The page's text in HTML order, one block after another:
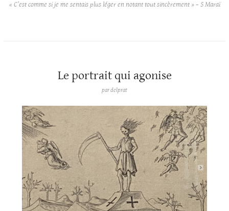
« C’est comme si je me sentais plus léger en notant tout sincèrement » – S Maraï
Le portrait qui agonise
pardelprat